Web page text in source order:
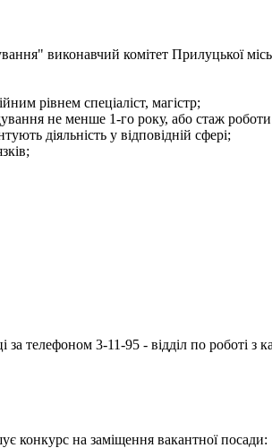
виконавчий комітет Прилуцької
рівнем спеціаліст, магістр;
не менше 1-го року, або стаж
діяльність у відповідній сфері;
телефоном 3-11-95 - відділ по роботі з
конкурс на заміщення вакантної посади: